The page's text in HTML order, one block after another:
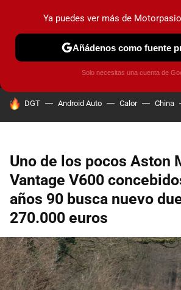
MENÚ
COCHES ELÉCTRICOS
HOY SE HABLA DE
DGT Android Auto Calor China
Uno de los pocos Aston
Vantage V600
años 90 busca nuevo
270.000 euros
Ya puedes ver más de
Añádenos como fuente
Solo necesitas una cuenta de